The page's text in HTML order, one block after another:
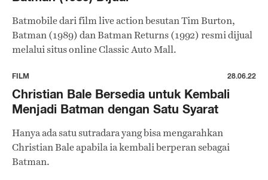
Batmobile dari film live action besutan Tim Burton,
Batman (1989) dan Batman Returns (1992) resmi dijual
melalui situs online Classic Auto Mall.
FILM 28.06.22
Christian Bale Bersedia untuk Kembali
Menjadi Batman dengan Satu Syarat
Hanya ada satu sutradara yang bisa mengarahkan
Christian Bale apabila ia kembali berperan sebagai
Batman.